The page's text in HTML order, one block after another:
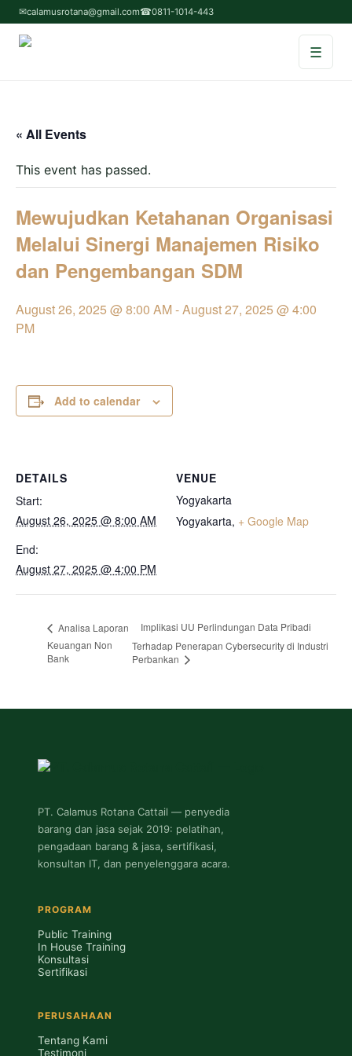
✉calamusrotana@gmail.com☎0811-1014-443
☰
Service & Program
Testimoni
Contact Us
« All Events
This event has passed.
Mewujudkan Ketahanan Organisasi
Melalui Sinergi Manajemen Risiko
dan Pengembangan SDM
August 26, 2025 @ 8:00 AM-August 27, 2025 @ 4:00
PM
Add to calendar
DETAILS
Start:
August 26, 2025 @ 8:00 AM
End:
August 27, 2025 @ 4:00 PM
VENUE
Yogyakarta
Yogyakarta, + Google Map
Analisa Laporan
Keuangan Non
Bank
Implikasi UU Perlindungan Data Pribadi
Terhadap Penerapan Cybersecurity di Industri
Perbankan
PT. Calamus Rotana Cattail — penyedia
barang dan jasa sejak 2019: pelatihan,
pengadaan barang & jasa, sertifikasi,
konsultan IT, dan penyelenggara acara.
PROGRAM
Public Training
In House Training
Konsultasi
Sertifikasi
PERUSAHAAN
Tentang Kami
Testimoni